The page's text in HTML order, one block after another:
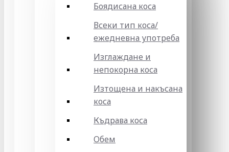
Боядисана коса
Всеки тип коса/
ежедневна употреба
Изглаждане и
непокорна коса
Изтощена и накъсана
коса
Къдрава коса
Обем